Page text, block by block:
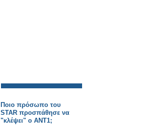
Ποιο πρόσωπο του
STAR προσπάθησε να
"κλέψει" ο ΑΝΤ1;